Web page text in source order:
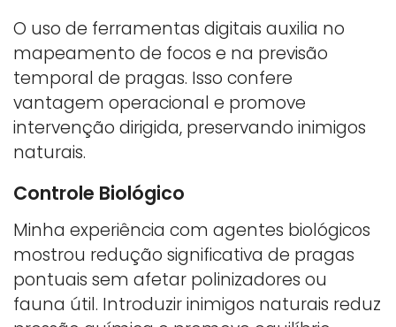
O uso de ferramentas digitais auxilia no
mapeamento de focos e na previsão
temporal de pragas. Isso confere
vantagem operacional e promove
intervenção dirigida, preservando inimigos
naturais.
Controle Biológico
Minha experiência com agentes biológicos
mostrou redução significativa de pragas
pontuais sem afetar polinizadores ou
fauna útil. Introduzir inimigos naturais reduz